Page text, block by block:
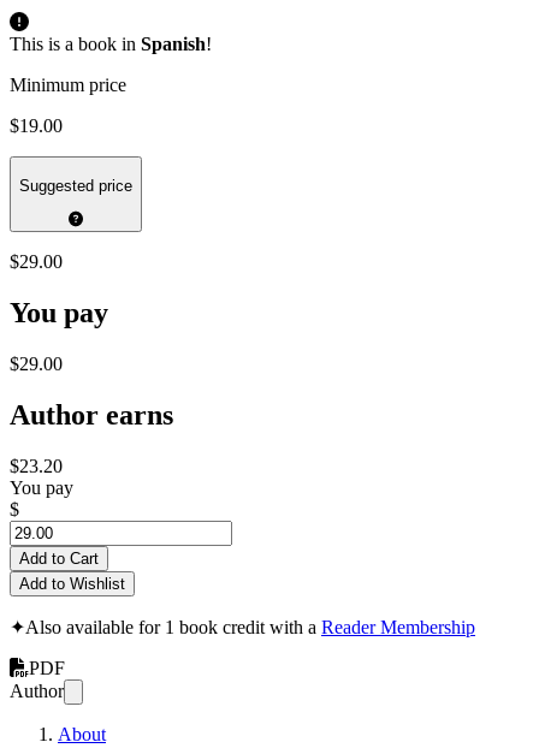
This is a book in Spanish!
Minimum price
$19.00
Suggested price
$29.00
You pay
$29.00
Author earns
$23.20
You pay
$
Add to Cart
Add to Wishlist
✦Also available for 1 book credit with a Reader Membership
PDF
Author
About